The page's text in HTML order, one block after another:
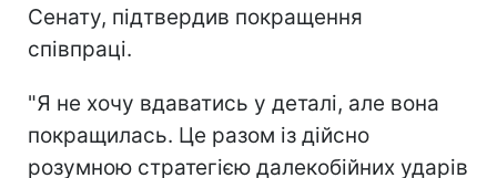
Сенату, підтвердив покращення
співпраці.
"Я не хочу вдаватись у деталі, але вона
покращилась. Це разом із дійсно
розумною стратегією далекобійних ударів